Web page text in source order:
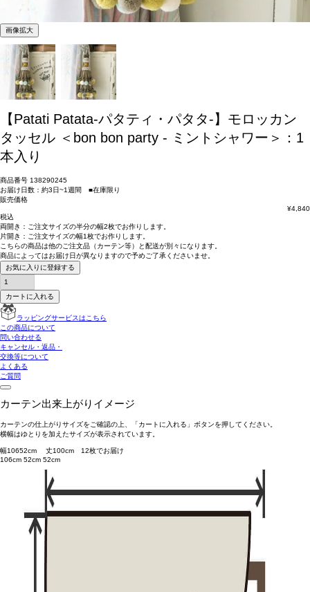
画像拡大
【Patati Patata-パタティ・パタタ-】モロッカン
タッセル ＜bon bon party - ミントシャワー＞：1
本入り
商品番号 138290245
お届け日数：約3日~1週間 ■在庫限り
販売価格
¥4,840
税込
両開き： ご注文サイズの半分の幅2枚でお作りします。
片開き： ご注文サイズの幅1枚でお作りします。
こちらの商品は他のご注文品（カーテン等）と配送が別々 になります。
商品によってはお届け日が異なりますので予めご了承くださいませ。
お気に入りに登録する
カートに入れる
ラッピングサービスはこちら
この商品について
問い合わせる
キャンセル・返品・
交換等について
よくある
ご質問
カーテン出来上がりイメージ
カーテンの仕上がりサイズをご確認の上、「カートに入れる」ボタンを押してください。
横幅はゆとりを加えたサイズが表示されています。
幅10652cm 丈100cm 12枚でお届け
106cm 52cm 52cm